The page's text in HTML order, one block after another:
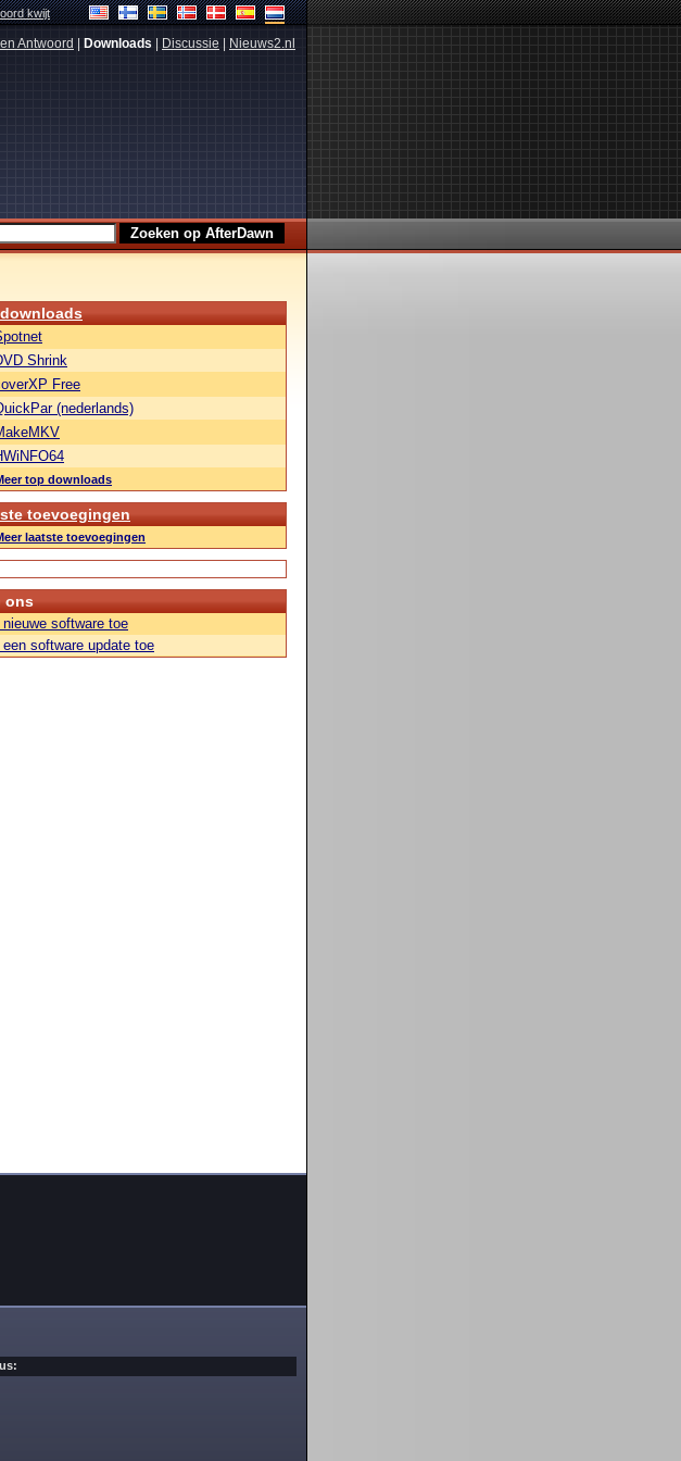
kwijt
Antwoord Downloads Discussie Nieuws2.nl
Shrink
Free
(nederlands)
top downloads
toevoegingen
laatste toevoegingen
ons
nieuwe software toe
een software update toe